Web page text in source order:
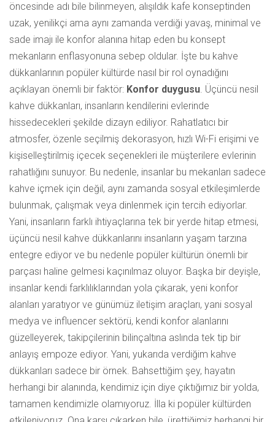
öncesinde adı bile bilinmeyen, alışıldık kafe konseptinden
uzak, yenilikçi ama aynı zamanda verdiği yavaş, minimal ve
sade imajı ile konfor alanına hitap eden bu konsept
mekanların enflasyonuna sebep oldular. İşte bu kahve
dükkanlarının popüler kültürde nasıl bir rol oynadığını
açıklayan önemli bir faktör: Konfor duygusu. Üçüncü nesil
kahve dükkanları, insanların kendilerini evlerinde
hissedecekleri şekilde dizayn ediliyor. Rahatlatıcı bir
atmosfer, özenle seçilmiş dekorasyon, hızlı Wi-Fi erişimi ve
kişiselleştirilmiş içecek seçenekleri ile müşterilere evlerinin
rahatlığını sunuyor. Bu nedenle, insanlar bu mekanları sadece
kahve içmek için değil, aynı zamanda sosyal etkileşimlerde
bulunmak, çalışmak veya dinlenmek için tercih ediyorlar.
Yani, insanların farklı ihtiyaçlarına tek bir yerde hitap etmesi,
üçüncü nesil kahve dükkanlarını insanların yaşam tarzına
entegre ediyor ve bu nedenle popüler kültürün önemli bir
parçası haline gelmesi kaçınılmaz oluyor. Başka bir deyişle,
insanlar kendi farklılıklarından yola çıkarak, yeni konfor
alanları yaratıyor ve günümüz iletişim araçları, yani sosyal
medya ve influencer sektörü, kendi konfor alanlarını
güzelleyerek, takipçilerinin bilinçaltına aslında tek tip bir
anlayış empoze ediyor. Yani, yukarıda verdiğim kahve
dükkanları sadece bir örnek. Bahsettiğim şey, hayatın
herhangi bir alanında, kendimiz için diye çıktığımız bir yolda,
tamamen kendimizle olamıyoruz. İlla ki popüler kültürden